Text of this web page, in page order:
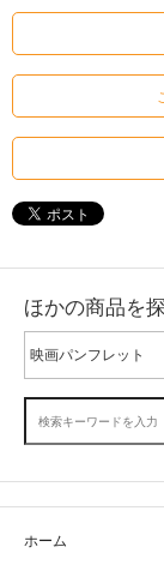
ほかの商品を
ホーム